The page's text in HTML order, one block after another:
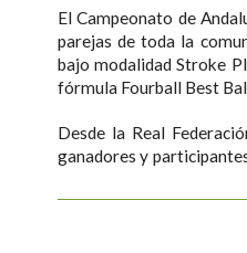
El Campeonato de
parejas de toda la
bajo modalidad Stroke
fórmula Fourball Best
Desde la Real
ganadores y